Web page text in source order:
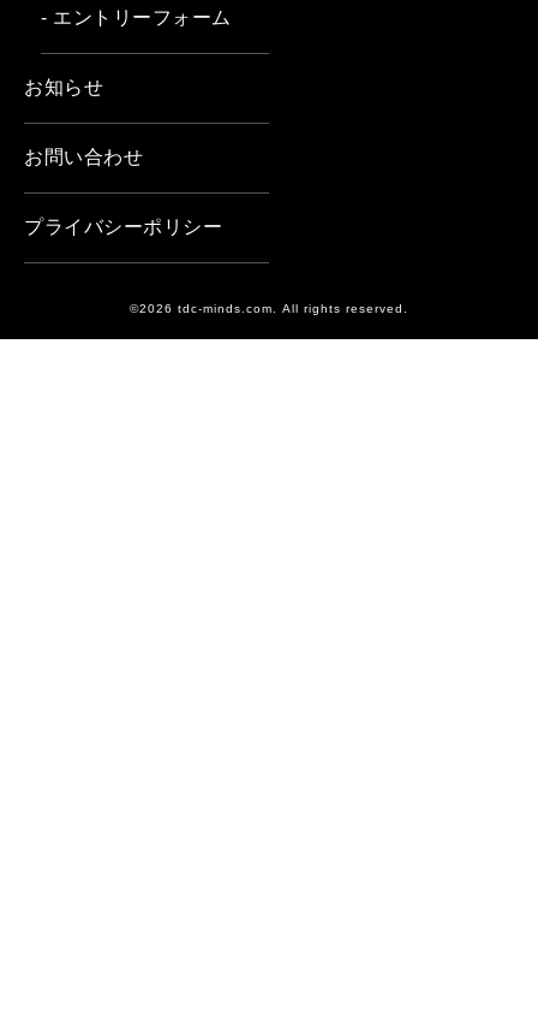
- エントリーフォーム
お知らせ
お問い合わせ
プライバシーポリシー
©2026 tdc-minds.com. All rights reserved.